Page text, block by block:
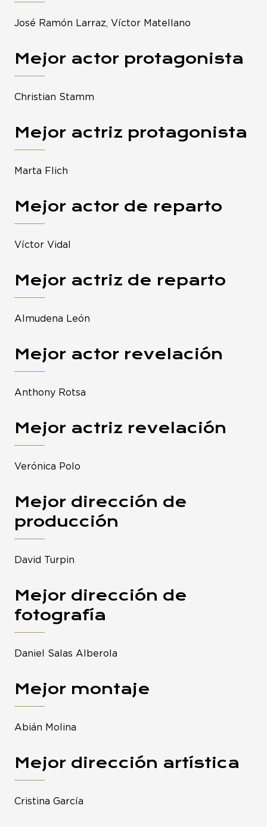
José Ramón Larraz, Víctor Matellano
Mejor actor protagonista
Christian Stamm
Mejor actriz protagonista
Marta Flich
Mejor actor de reparto
Víctor Vidal
Mejor actriz de reparto
Almudena León
Mejor actor revelación
Anthony Rotsa
Mejor actriz revelación
Verónica Polo
Mejor dirección de
producción
David Turpin
Mejor dirección de
fotografía
Daniel Salas Alberola
Mejor montaje
Abián Molina
Mejor dirección artística
Cristina García